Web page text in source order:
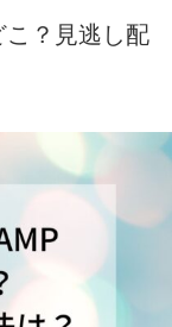
こ？見逃し配